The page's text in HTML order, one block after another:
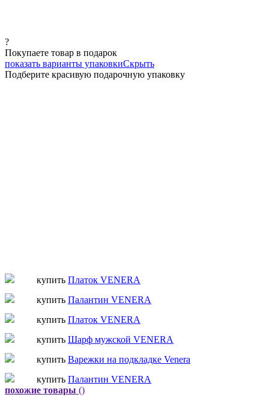
?
Покупаете товар в подарок
показать варианты упаковкиСкрыть
Подберите красивую подарочную упаковку
купить Платок VENERA
купить Палантин VENERA
купить Платок VENERA
купить Шарф мужской VENERA
купить Варежки на подкладке Venera
купить Палантин VENERA
похожие товары ()